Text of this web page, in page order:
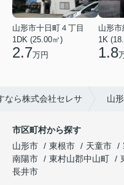
山形市十日町４丁目
1DK (25.00㎡)
2.7万円
山形市
1K
1.8
なら株式会社セレサ 山
市区町村から探す
山形市
東根市 天童市
南陽市
東村山郡中山町
長井市